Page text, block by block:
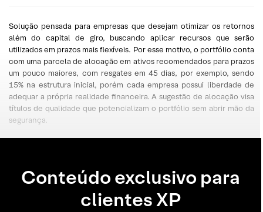
Solução pensada para empresas que desejam otimizar os retornos
além do capital de giro, buscando aplicar recursos que serão
utilizados em prazos mais flexíveis. Por esse motivo, o portfólio conta
com uma parcela de alocação em ativos recomendados para prazos
um pouco maiores, com resgates em 45 dias, por exemplo, sendo
15% na estrutura inicial, porém cada empresa possui liberdade de
adequar a própria realidade financeira. A sugestão de alocação visa
títulos de qualidade que potencializam o portfólio sem abrir mão da
segurança.
Conteúdo exclusivo para
clientes XP